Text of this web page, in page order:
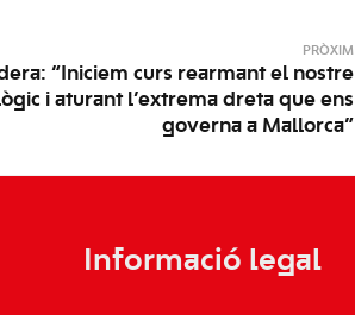
PRÒXIM
“Iniciem curs rearmant el nostre
i aturant l’extrema dreta que ens
governa a Mallorca”
Informació legal